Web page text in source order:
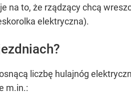
na to, że rządzący chcą
elektryczna).
liczbę hulajnóg
m.in.: